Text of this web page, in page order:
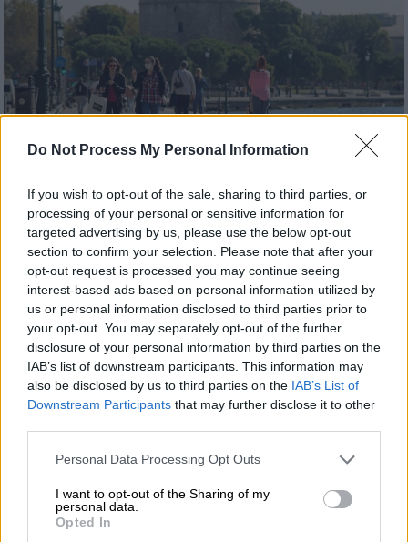
Do Not Process My Personal Information
If you wish to opt-out of the sale, sharing to third parties, or
processing of your personal or sensitive information for
targeted advertising by us, please use the below opt-out
section to confirm your selection. Please note that after your
opt-out request is processed you may continue seeing
interest-based ads based on personal information utilized by
us or personal information disclosed to third parties prior to
your opt-out. You may separately opt-out of the further
disclosure of your personal information by third parties on the
IAB’s list of downstream participants. This information may
also be disclosed by us to third parties on the IAB’s List of
Downstream Participants that may further disclose it to other
Please note that this website/app uses one or more Google
not limited to your visit or usage behaviour. You may click to
grant or deny consent to Google and its third-party tags to
use your data for below specified purposes in below Google
Personal Data Processing Opt Outs
I want to opt-out of the Sharing of my
personal data.
Opted In
Ελλάδα 17.10.2024 22:45
Δημοφιλής προορισμός για τους Ιταλούς
η Κεντρική Μακεδονία
Πλούσια πολιτιστική κληρονομιά, παράδοση,
ιδιαίτερη γαστρονομία και μοναδικό φυσικό
περιβάλλον